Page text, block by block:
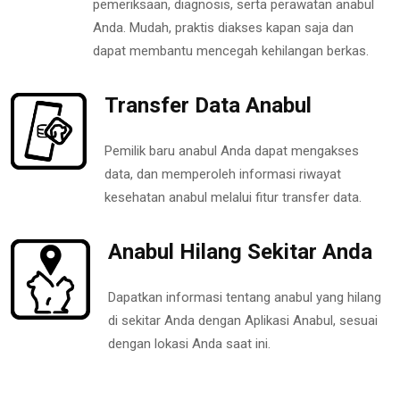
pemeriksaan, diagnosis, serta perawatan anabul
Anda. Mudah, praktis diakses kapan saja dan
dapat membantu mencegah kehilangan berkas.
Transfer Data Anabul
Pemilik baru anabul Anda dapat mengakses
data, dan memperoleh informasi riwayat
kesehatan anabul melalui fitur transfer data.
Anabul Hilang Sekitar Anda
Dapatkan informasi tentang anabul yang hilang
di sekitar Anda dengan Aplikasi Anabul, sesuai
dengan lokasi Anda saat ini.